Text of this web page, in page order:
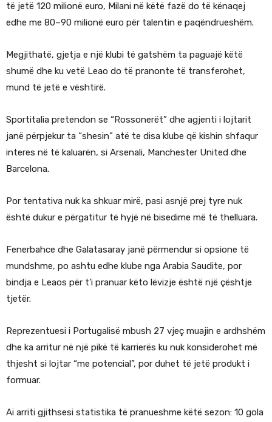
të jetë 120 milionë euro, Milani në këtë fazë do të kënaqej
edhe me 80–90 milionë euro për talentin e paqëndrueshëm.
Megjithatë, gjetja e një klubi të gatshëm ta paguajë këtë
shumë dhe ku vetë Leao do të pranonte të transferohet,
mund të jetë e vështirë.
Sportitalia pretendon se “Rossonerët” dhe agjenti i lojtarit
janë përpjekur ta “shesin” atë te disa klube që kishin shfaqur
interes në të kaluarën, si Arsenali, Manchester United dhe
Barcelona.
Por tentativa nuk ka shkuar mirë, pasi asnjë prej tyre nuk
është dukur e përgatitur të hyjë në bisedime më të thelluara.
Fenerbahce dhe Galatasaray janë përmendur si opsione të
mundshme, po ashtu edhe klube nga Arabia Saudite, por
bindja e Leaos për t’i pranuar këto lëvizje është një çështje
tjetër.
Reprezentuesi i Portugalisë mbush 27 vjeç muajin e ardhshëm
dhe ka arritur në një pikë të karrierës ku nuk konsiderohet më
thjesht si lojtar “me potencial”, por duhet të jetë produkt i
formuar.
Ai arriti gjithsesi statistika të pranueshme këtë sezon: 10 gola